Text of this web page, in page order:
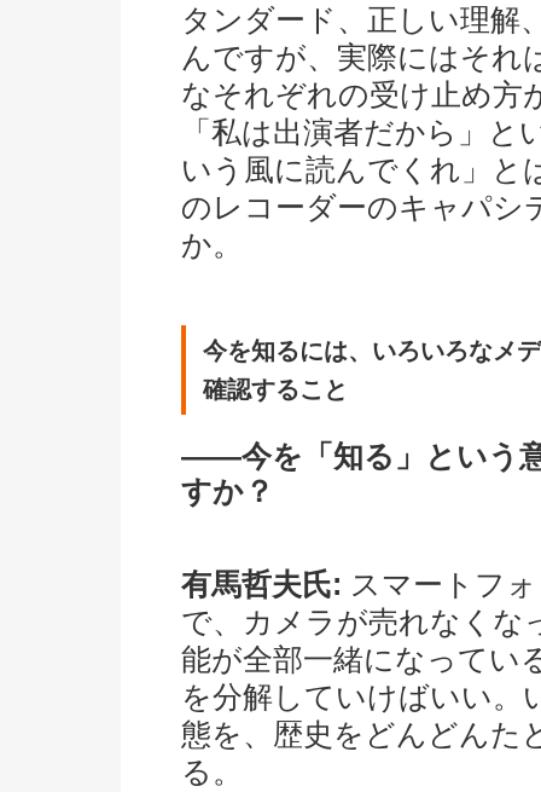
タンダード、正しい理解
んですが、実際にはそれ
なそれぞれの受け止め方
「私は出演者だから」
いう風に読んでくれ」と
のレコーダーのキャパシ
か。
今を知るには、いろいろなメ
確認すること
――今を「知る」という
すか？
有馬哲夫氏: スマートフ
で、カメラが売れなくな
能が全部一緒になってい
を分解していけばいい。
態を、歴史をどんどんた
る。